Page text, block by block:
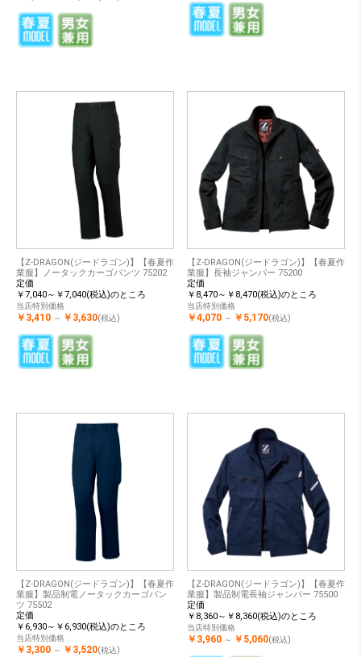
【Z-DRAGON(ジードラゴン)】【春夏作
業服】ノータックカーゴパンツ 75202
定価
￥7,040～￥7,040(税込)のところ
当店特別価格
￥3,410 ～ ￥3,630(税込)
【Z-DRAGON(ジードラゴン)】【春夏作
業服】長袖ジャンパー 75200
定価
￥8,470～￥8,470(税込)のところ
当店特別価格
￥4,070 ～ ￥5,170(税込)
【Z-DRAGON(ジードラゴン)】【春夏作
業服】製品制電ノータックカーゴパン
ツ 75502
定価
￥6,930～￥6,930(税込)のところ
当店特別価格
￥3,300 ～ ￥3,520(税込)
【Z-DRAGON(ジードラゴン)】【春夏作
業服】製品制電長袖ジャンパー 75500
定価
￥8,360～￥8,360(税込)のところ
当店特別価格
￥3,960 ～ ￥5,060(税込)